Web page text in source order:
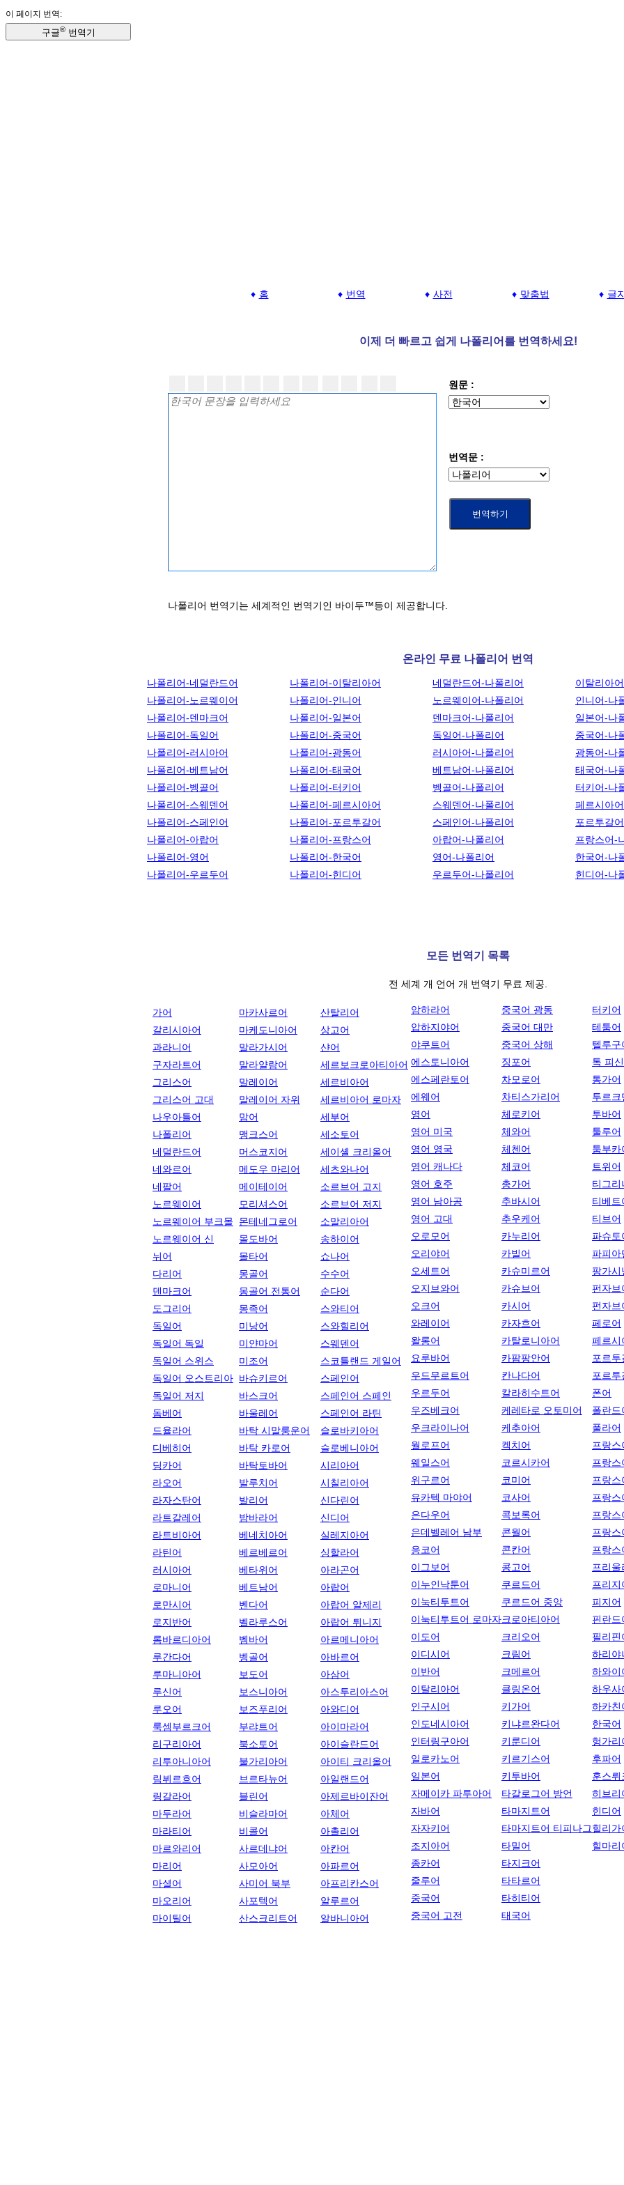
이 페이지 번역:
구글®번역기
홈 번역 사전 맞춤법 글
이제 더 빠르고 쉽게 나폴리어를 번역하세요!
원문 :
번역문 :
나폴리어 번역기는 세계적인 번역기인 바이두™등이 제공합니다.
온라인 무료 나폴리어 번역
나폴리어-네덜란드어
나폴리어-노르웨이어
나폴리어-덴마크어
나폴리어-독일어
나폴리어-러시아어
나폴리어-베트남어
나폴리어-벵골어
나폴리어-스웨덴어
나폴리어-스페인어
나폴리어-아랍어
나폴리어-영어
나폴리어-우르두어
나폴리어-이탈리아어
나폴리어-인니어
나폴리어-일본어
나폴리어-중국어
나폴리어-광동어
나폴리어-태국어
나폴리어-터키어
나폴리어-페르시아어
나폴리어-포르투갈어
나폴리어-프랑스어
나폴리어-한국어
나폴리어-힌디어
네덜란드어-나폴리어
노르웨이어-나폴리어
덴마크어-나폴리어
독일어-나폴리어
러시아어-나폴리어
베트남어-나폴리어
벵골어-나폴리어
스웨덴어-나폴리어
스페인어-나폴리어
아랍어-나폴리어
영어-나폴리어
우르두어-나폴리어
이탈리아
인니어-나
일본어-나
중국어-나
광동어-나
태국어-나
터키어-나
페르시아
포르투갈
프랑스어-
한국어-나
힌디어-나
모든 번역기 목록
전 세계 개 언어 개 번역기 무료 제공.
가어
갈리시아어
과라니어
구자라트어
그리스어
그리스어 고대
나우아틀어
나폴리어
네덜란드어
네와르어
네팔어
노르웨이어
노르웨이어 부크몰
노르웨이어 신
뉘어
다리어
덴마크어
도그리어
독일어
독일어 독일
독일어 스위스
독일어 오스트리아
독일어 저지
돔베어
드율라어
디베히어
딩카어
라오어
라자스탄어
라트갈레어
라트비아어
라틴어
러시아어
로마니어
로만시어
로지반어
롬바르디아어
루간다어
루마니아어
루신어
루오어
룩셈부르크어
리구리아어
리투아니아어
림뷔르흐어
링갈라어
마두라어
마라티어
마르와리어
마리어
마셜어
마오리어
마이틸어
마카사르어
마케도니아어
말라가시어
말라얄람어
말레이어
말레이어 자위
맘어
맹크스어
머스코지어
메도우 마리어
메이테이어
모리셔스어
몬테네그로어
몰도바어
몰타어
몽골어
몽골어 전통어
몽족어
미낭어
미얀마어
미조어
바슈키르어
바스크어
바울레어
바탁 시말룽운어
바탁 카로어
바탁토바어
발루치어
발리어
밤바라어
베네치아어
베르베르어
베타위어
베트남어
벤다어
벨라루스어
벰바어
벵골어
보도어
보스니아어
보즈푸리어
부랴트어
북소토어
불가리아어
브르타뉴어
블린어
비슬라마어
비콜어
사르데냐어
사모아어
사미어 북부
사포텍어
산스크리트어
산탈리어
상고어
샨어
세르보크로아티아어
세르비아어
세르비아어 로마자
세부어
세소토어
세이셸 크리올어
세츠와나어
소르브어 고지
소르브어 저지
소말리아어
송하이어
쇼나어
수수어
순다어
스와티어
스와힐리어
스웨덴어
스코틀랜드 게일어
스페인어
스페인어 스페인
스페인어 라틴
슬로바키아어
슬로베니아어
시리아어
시칠리아어
신다린어
신디어
실레지아어
싱할라어
아라곤어
아랍어
아랍어 알제리
아랍어 튀니지
아르메니아어
아바르어
아삼어
아스투리아스어
아와디어
아이마라어
아이슬란드어
아이티 크리올어
아일랜드어
아제르바이잔어
아체어
아촐리어
아칸어
아파르어
아프리칸스어
알루르어
알바니아어
암하라어
압하지야어
야쿠트어
에스토니아어
에스페란토어
에웨어
영어
영어 미국
영어 영국
영어 캐나다
영어 호주
영어 남아공
영어 고대
오로모어
오리야어
오세트어
오지브와어
오크어
와레이어
왈롱어
요루바어
우드무르트어
우르두어
우즈베크어
우크라이나어
월로프어
웨일스어
위구르어
유카텍 마야어
은다우어
은데벨레어 남부
응코어
이그보어
이누인낙툰어
이눅티투트어
이눅티투트어 로마자
이도어
이디시어
이반어
이탈리아어
인구시어
인도네시아어
인터링구아어
일로카노어
일본어
자메이카 파투아어
자바어
자자키어
조지아어
종카어
줄루어
중국어
중국어 고전
중국어 광동
중국어 대만
중국어 상해
징포어
차모로어
차티스가리어
체로키어
체와어
체첸어
체코어
총가어
추바시어
추우케어
카누리어
카빌어
카슈미르어
카슈브어
카시어
카자흐어
카탈로니아어
카팜팡안어
칸나다어
칼라히수트어
케레타로 오토미어
케추아어
켁치어
코르시카어
코미어
코사어
콕보록어
콘월어
콘칸어
콩고어
쿠르드어
쿠르드어 중앙
크로아티아어
크리오어
크림어
크메르어
클링온어
키가어
키냐르완다어
키룬디어
키르기스어
키투바어
타갈로그어 방언
타마지트어
타마지트어 티피나그
타밀어
타지크어
타타르어
타히티어
태국어
터키어
테툼어
텔루구
톡 피
통가어
투르크
투바어
툴루어
툼부카
트위어
티그리
티베트
티브어
파슈토
파피아
팡가시
펀자브
펀자브
페로어
페르시
포르투
포르투
폰어
폴란드
풀라어
프랑스
프랑스
프랑스
프랑
프랑
프랑
프랑스
프리울
프리지
피지어
핀란드
필리핀
하리야
하와이
하우사
하카친
한국어
헝가리
후파어
훈스뤼
히브리
힌디어
힐리가
힐마리